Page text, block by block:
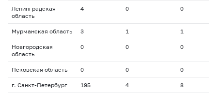
Ленинградская
область
4 0 0
Мурманская область 3 1 1
Новгородская
область
0 0 0
Псковская область 0 0 0
г. Санкт-Петербург 195 4 8